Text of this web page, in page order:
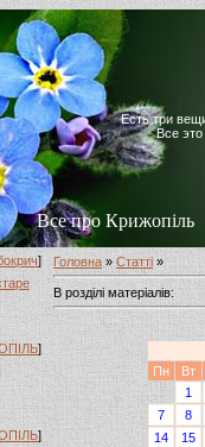
Есть три
Все
Все про Крижопіль
]
]
]
Головна » Статті »
В розділі матеріалів:
Пн
Вт
1
7
8
14
15